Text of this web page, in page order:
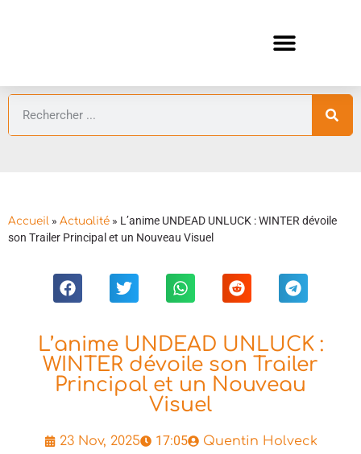
Accueil » Actualité » L’anime UNDEAD UNLUCK : WINTER dévoile
son Trailer Principal et un Nouveau Visuel
L’anime UNDEAD UNLUCK :
WINTER dévoile son Trailer
Principal et un Nouveau
Visuel
23 Nov, 2025 17:05 Quentin Holveck